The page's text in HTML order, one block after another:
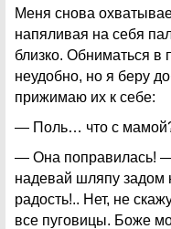
Меня снова
напяливая на себя
близко. Обниматься в
неудобно, но я беру
прижимаю их к себе:
— Поль… что с
— Она поправилась!
надевай шляпу
радость!.. Нет, не
все пуговицы. Боже